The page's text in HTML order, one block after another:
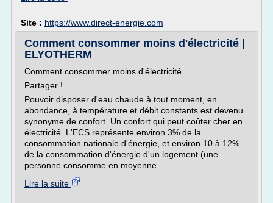
Site : https://www.direct-energie.com
Comment consommer moins d'électricité |
ELYOTHERM
Comment consommer moins d'électricité
Partager !
Pouvoir disposer d'eau chaude à tout moment, en
abondance, à température et débit constants est devenu
synonyme de confort. Un confort qui peut coûter cher en
électricité. L'ECS représente environ 3% de la
consommation nationale d'énergie, et environ 10 à 12%
de la consommation d'énergie d'un logement (une
personne consomme en moyenne...
Lire la suite